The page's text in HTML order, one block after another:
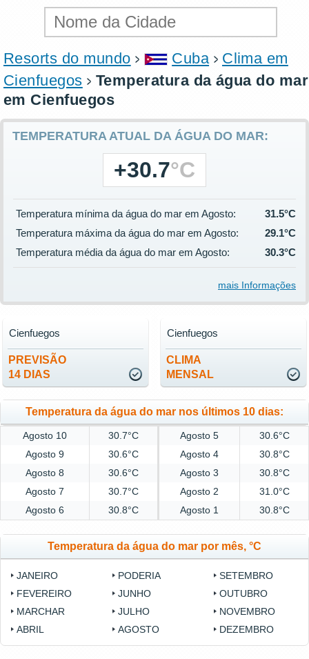
Resorts do mundo Cuba
Clima em
Cienfuegos
Temperatura da água do mar
em Cienfuegos
TEMPERATURA ATUAL DA ÁGUA DO MAR:
+30.7°C
Temperatura mínima da água do mar em Agosto:
31.5°C
Temperatura máxima da água do mar em Agosto:
29.1°C
Temperatura média da água do mar em Agosto:
30.3°C
mais Informações
PREVISÃO
14 DIAS
Cienfuegos
CLIMA
MENSAL
Cienfuegos
Temperatura da água do mar nos últimos 10 dias:
Agosto 10 30.7°C Agosto 5
30.6°C
Agosto 9
30.6°C Agosto 4
30.8°C
Agosto 8
30.6°C Agosto 3
30.8°C
Agosto 7
30.7°C Agosto 2
31.0°C
Agosto 6
30.8°C Agosto 1 30.8°C
Temperatura da água do mar por mês, °C
JANEIRO
FEVEREIRO
MARCHAR
ABRIL
PODERIA
JUNHO
JULHO
AGOSTO
SETEMBRO
OUTUBRO
NOVEMBRO
DEZEMBRO